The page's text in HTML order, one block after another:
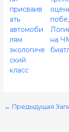
присваив
ать
автомоби
лям
экологиче
ский
класс
на
← Предыдущая